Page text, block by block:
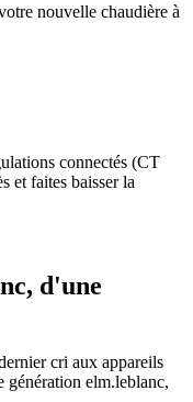
nouvelle chaudière à
connectés (CT
et faites baisser la
d'une
cri aux appareils
génération elm.leblanc,